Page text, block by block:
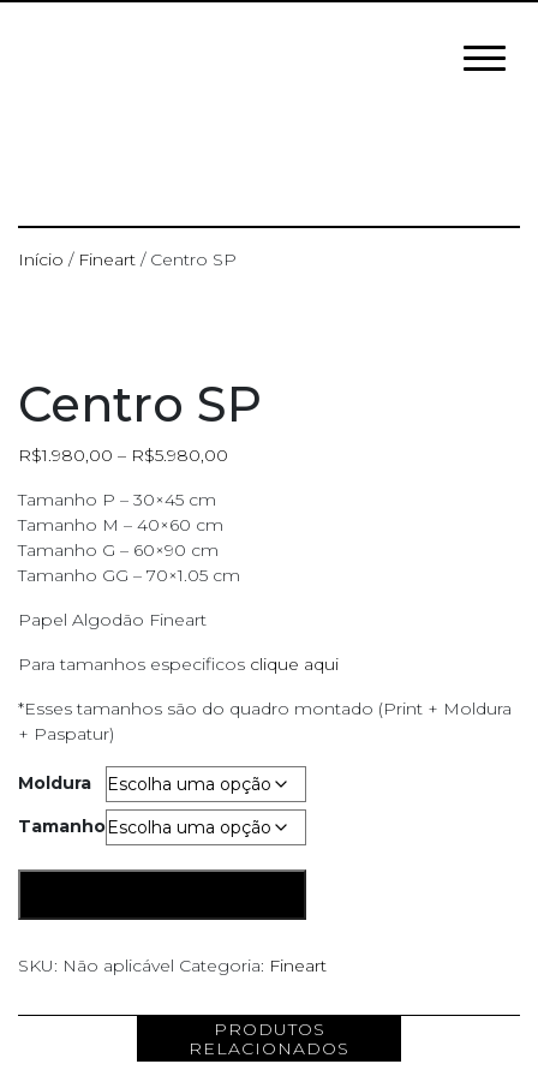
Início / Fineart / Centro SP
Centro SP
R$1.980,00 – R$5.980,00
Tamanho P – 30×45 cm
Tamanho M – 40×60 cm
Tamanho G – 60×90 cm
Tamanho GG – 70×1.05 cm
Papel Algodão Fineart
Para tamanhos especificos clique aqui
*Esses tamanhos são do quadro montado (Print + Moldura
+ Paspatur)
Moldura
Tamanho
SKU: Não aplicável Categoria: Fineart
PRODUTOS
RELACIONADOS